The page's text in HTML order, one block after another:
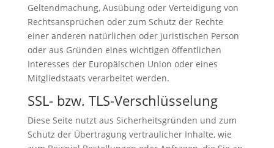
Geltendmachung, Ausübung oder Verteidigung von
Rechtsansprüchen oder zum Schutz der Rechte
einer anderen natürlichen oder juristischen Person
oder aus Gründen eines wichtigen öffentlichen
Interesses der Europäischen Union oder eines
Mitgliedstaats verarbeitet werden.
SSL- bzw. TLS-Verschlüsselung
Diese Seite nutzt aus Sicherheitsgründen und zum
Schutz der Übertragung vertraulicher Inhalte, wie